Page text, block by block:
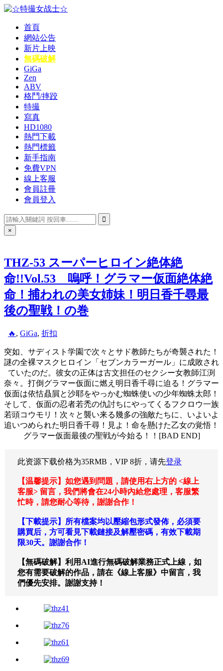
Skip
content
☆特撮女战士☆
特撮女战士、女奥特曼、女戦闘員、太陽の戦士、苍月女战士
電影網！
首頁
網站公告
新片上映
無碼破解
GiGa
Zen
ABV
格鬥/摔跤
特撮
寫真
HD1080
熱門下載
熱門標籤
新手指南
免費VPN
線上客服
會員註冊
會員登入
Search
for:
×
THZ-53 スーパーヒロイン絶体絶
命!!Vol.53 嗚呼！グラマー仮面絶体絶
命！捕われの美女姉妹！明日香千尋最
後の聖戦！の巻
Posted
🔥 , GiGa, 折扣
突如、サディスト学園で次々とサド教師たちが奇襲された！
謎の全裸マスクヒロイン「セブンカラーガール」に成敗され
ていたのだ。彼女の正体は古文担任のセクシー女教師江渕
奈々。打倒グラマー仮面に燃え明日香千尋に迫る！グラマー
仮面は依怙贔屓と沙耶をやっかむ蜘蛛使いの少年蜘蛛太郎！
そして、仮面の忍者若禿の仇討ちにやってくるフクロウ一族
若頭コウモリ！次々と襲い来る幾多の強敵たちに、いよいよ
追いつめられた明日香千尋！見よ！命を懸けた乙女の覚悟！
グラマー仮面最後の聖戦が今始る！！[BAD END]
此资源下载价格为35RMB，VIP 8折，请先登录
【温馨提示】如您遇到問題，請使用右上方的 <線上
客服> 留言，我們將會在24小時內給您處理，客服繁
忙時，請您耐心等待，謝謝合作！
【下載提示】所有檔案均以壓縮包形式發佈，必須要
購買后，方可看見下載鏈接及解壓密碼，有效下載期
限30天。謝謝合作！
【無碼破解】利用AI進行無碼破解業務正式上線，如
您有需要破解的作品，請在《線上客服》中留言，我
們優先安排。謝謝支持！